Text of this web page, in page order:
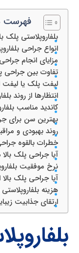
فهرست
بلفاروپلاستی پلک
انواع جراحی
مزایای انجام
تفاوت بین جراحی
لیفت پلک یا
انتظارها از روند
کاندید مناسب
بهترین سن برای
روند بهبودی و
خطرات بالقوه
آیا جراحی پلک
نرخ موفقیت
آیا جراحی پلک
هزینه
ارتقای جذابیت